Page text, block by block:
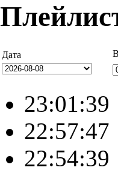
Дата
23:01:39
22:57:47
22:54:39